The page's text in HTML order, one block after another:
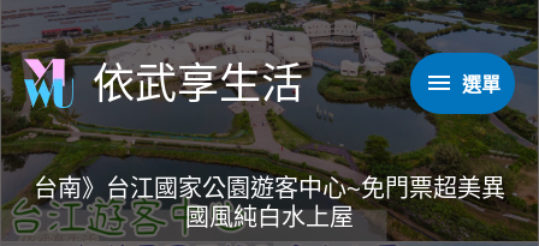
跳
至
主
要
內
依武享生活
選
單
選單
台南》台江國家公園遊客中心~免門票超美異
國風純白水上屋